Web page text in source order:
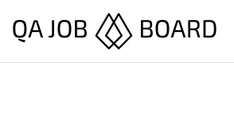
QA Job Board